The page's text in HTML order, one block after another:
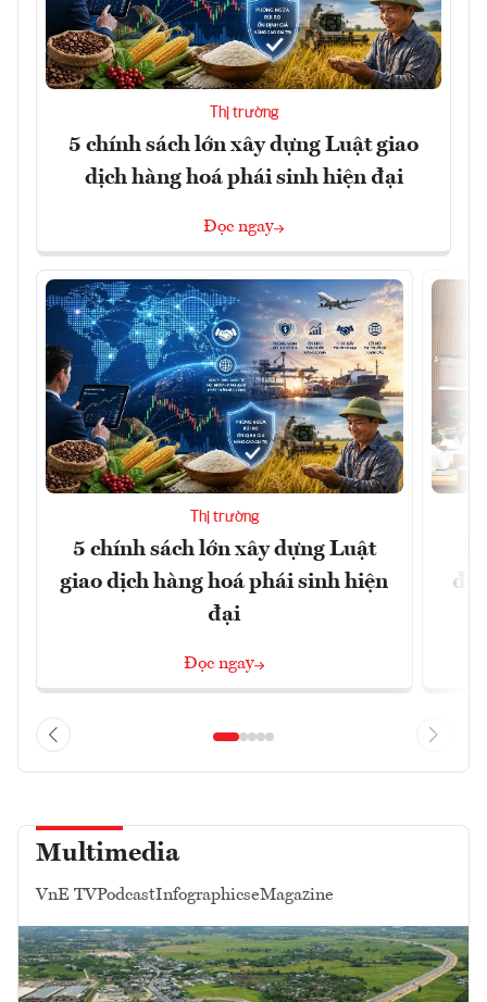
Thị trường
5 chính sách lớn xây dựng Luật giao
dịch hàng hoá phái sinh hiện đại
Đọc ngay
Thị trường
5 chính sách lớn xây dựng Luật
giao dịch hàng hoá phái sinh hiện
đại
Đọc ngay
Multimedia
VnE TVPodcastInfographicseMagazine